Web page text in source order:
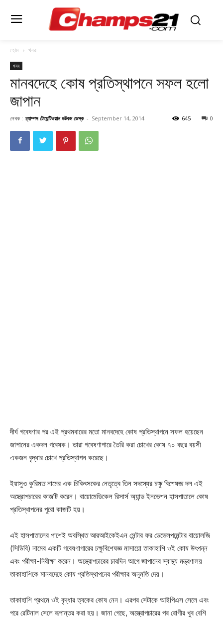
হোম খবর
খবর
মানবদেহে কোষ প্রতিস্থাপনে সফল হলো
জাপান
লেখক : চ্যাম্পস টোয়েন্টিওয়ান ডটকম ডেস্ক - September 14, 2014 0
645
দীর্ঘ গবেষণার পর এই প্রথমবারের মতো মানবদেহে কোষ প্রতিস্থাপনে সফল হয়েছেন
জাপানের একদল গবেষক। তারা গবেষণাগারে তৈরি করা চোখের কোষ ৭০ বছর বয়সী
একজন বৃদ্ধার চোখে প্রতিস্থাপন করেছে।
ইয়াসুও কুরিমত নামের এক চিকিৎসকের নেতৃত্বে তিন সদস্যের চক্ষু বিশেষজ্ঞ দল এই
অস্ত্রোপচারের কাজটি করেন। বায়োমেডিকেল রিসার্স অ্যান্ড ইনভেশন হাসপাতালে কোষ
প্রতিস্থাপনের পুরো কাজটি হয়।
এই হাসপাতালের পাশেই অবস্থিত আরআইকেইএন সেন্টার ফর ডেভেলপমেন্টার বায়োলজি
(সিডিবি) নামের একটি গবেষণাগারের চক্ষুবিশেষজ্ঞ মাসায়ো তাকাহাশি ওই কোষ উৎপন্ন
এবং পরীক্ষা-নিরীক্ষা করেন। অস্ত্রোপচারের চারদিন আগে জাপানের স্বাস্থ্য মন্ত্রণালয়
তাকাহাশিকে মানবদেহে কোষ প্রতিস্থাপনের পরীক্ষার অনুমতি দেয়।
তাকাহাশি প্রথমে ওই বৃদ্ধার ত্বকের কোষ নেন। এরপর সেটাকে আইপিএস সেলে এবং
পরে রেটিনাল সেলে রূপান্তর করা হয়। জানা গেছে, অস্ত্রোপচারের পর রোগীর খুব বেশি